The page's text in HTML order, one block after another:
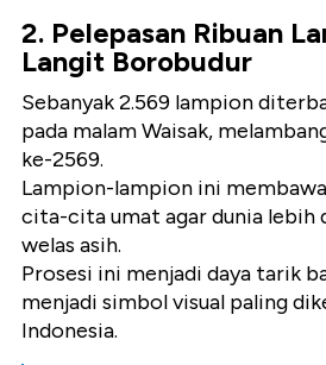
2. Pelepasan Ribuan
Langit Borobudur
Sebanyak2.569 lampion
pada malam Waisak,
ke-2569.
Lampion-lampion ini
cita-cita umat agar dunia lebih
welas asih.
Prosesi ini menjadi daya tarik
menjadi simbol visual paling
Indonesia.